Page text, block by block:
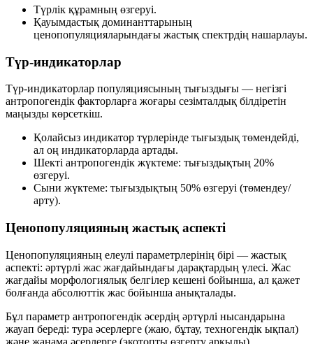
Түрлік құрамның өзгеруі.
Қауымдастық доминанттарының
ценопопуляцияларындағы жастық спектрдің нашарлауы.
Түр-индикаторлар
Түр-индикаторлар популяциясының тығыздығы — негізгі
антропогендік факторларға жоғары сезімталдық білдіретін
маңызды көрсеткіш.
Қолайсыз индикатор түрлерінде тығыздық төмендейді,
ал оң индикаторларда артады.
Шекті антропогендік жүктеме: тығыздықтың 20%
өзгеруі.
Сыни жүктеме: тығыздықтың 50% өзгеруі (төмендеу/
арту).
Ценопопуляцияның жастық аспекті
Ценопопуляцияның елеулі параметрлерінің бірі — жастық
аспекті: әртүрлі жас жағдайындағы дарақтардың үлесі. Жас
жағдайы морфологиялық белгілер кешені бойынша, ал қажет
болғанда абсолюттік жас бойынша анықталады.
Бұл параметр антропогендік әсердің әртүрлі нысандарына
жауап береді: тура әсерлерге (жаю, бұтау, техногендік ықпал)
және жанама әсерлерге (экотопты өзгерту арқылы).